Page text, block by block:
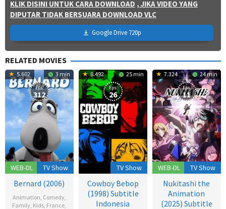
KLIK DISINI UNTUK CARA DOWNLOAD , JIKA VIDEO YANG
DIPUTAR TIDAK BERSUARA DOWNLOAD VLC
Google Drive 720p
RELATED MOVIES
5.602 3 min
WEB-DL
Eps:
312
TV Show
Bernard (2006)
Animation, Comedy,
Family, Kids, France,
8.492 25 min
Eps:
26
TV Show
Cowboy Bebop
(1998) Subtitle
Indonesia
7.324 24 min
WEB-DL
Eps:
11
TV Show
Nukitashi the
Animation
(2025) Subtitle